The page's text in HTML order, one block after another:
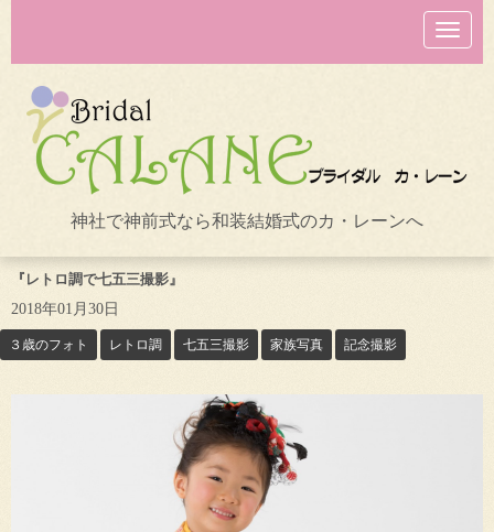
N
a
v
o
n
神社で神前式なら和装結婚式のカ・レーンへ
『レトロ調で七五三撮影』
2018年01月30日
３歳のフォト レトロ調 七五三撮影 家族写真 記念撮影